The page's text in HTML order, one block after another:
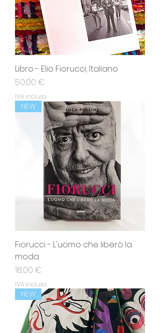
Libro - Elio Fiorucci, Italiano
Prezzo
50,00 €
IVA inclusa
NEW
Fiorucci - L'uomo che liberò la
moda
Prezzo
18,00 €
IVA inclusa
NEW